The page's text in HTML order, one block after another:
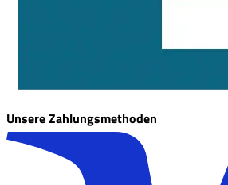
Unsere Zahlungsmethoden